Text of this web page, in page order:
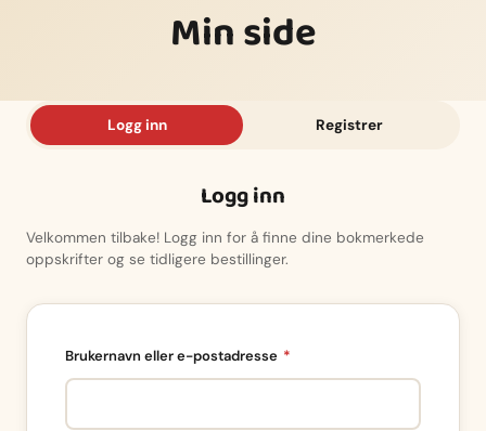
Min side
Logg inn Registrer
Logg inn
Velkommen tilbake! Logg inn for å finne dine bokmerkede
oppskrifter og se tidligere bestillinger.
Brukernavn eller e-postadresse *